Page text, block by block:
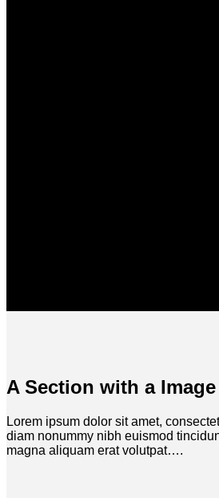
A Section with a
Lorem ipsum dolor sit amet,
diam nonummy nibh euismod
magna aliquam erat volutpat….